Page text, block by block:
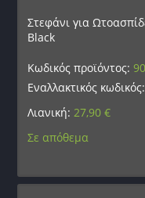
Στεφάνι για
Black
Κωδικός προϊόντος:
Εναλλακτικός κωδικός:
Λιανική:27,90€
Σε απόθεμα